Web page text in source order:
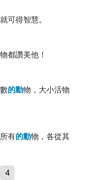
可得智慧。
物都讚美他！
的動物，大小活物
有的動物，各從其
4